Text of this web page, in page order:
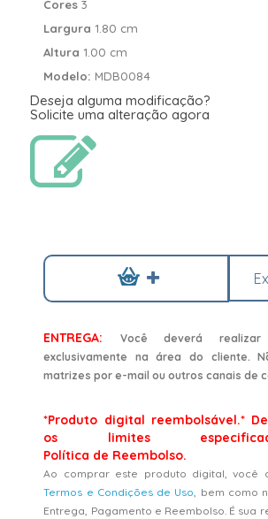
Cores3
Largura 1.80 cm
Altura 1.00 cm
Modelo: MDB0084
Deseja alguma modificação?
Solicite uma alteração agora
ENTREGA:
Você deverá
exclusivamente na área do cliente.
matrizes por e-mail ou outros canais de
*Produto digital reembolsável.*
os limites
Política de Reembolso.
Ao comprar este produto digital, você
Termos e Condições de Uso, bem como
Entrega, Pagamento e Reembolso. É sua